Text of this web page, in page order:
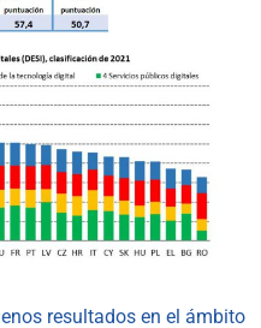
resultados en el ámbito